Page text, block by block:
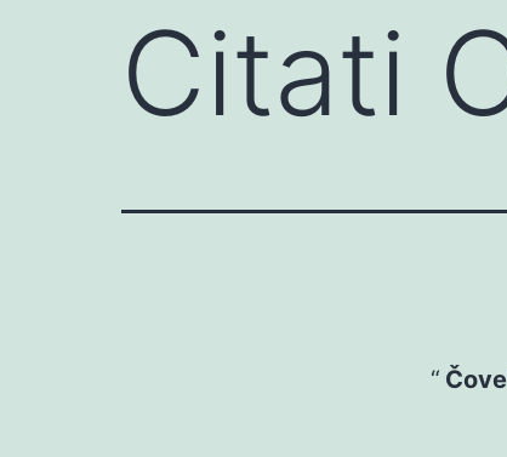
Citati